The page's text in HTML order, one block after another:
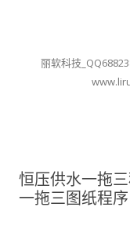
丽软科技
恒压供水一拖
一拖三图纸程序